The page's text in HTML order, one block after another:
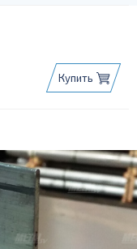
Купить